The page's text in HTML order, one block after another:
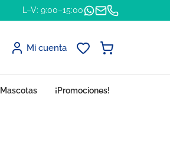
L–V: 9:00–15:00
Mi cuenta
Mascotas ¡Promociones!